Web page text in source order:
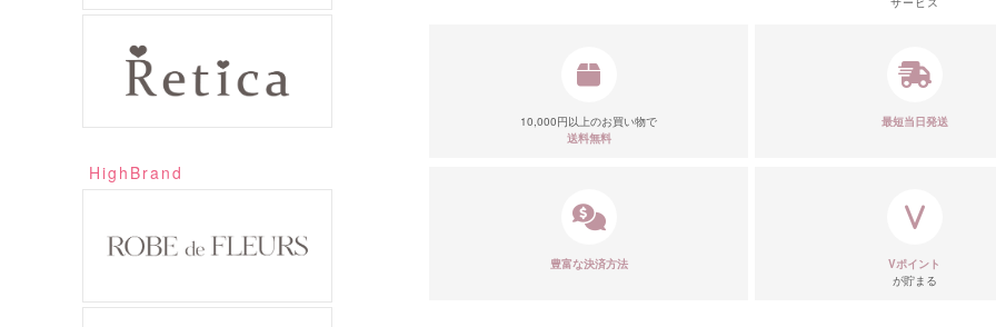
HighBrand
10,000円以上のお買い物で
送料無料
最短当日発送
豊富な決済方法
Vポイント
が貯まる